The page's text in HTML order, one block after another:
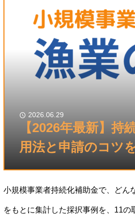
2026.06.29
【2026年最新】持
用法と申請のコツ
小規模事業者持続化補助金で、どん
をもとに集計した採択事例を、11